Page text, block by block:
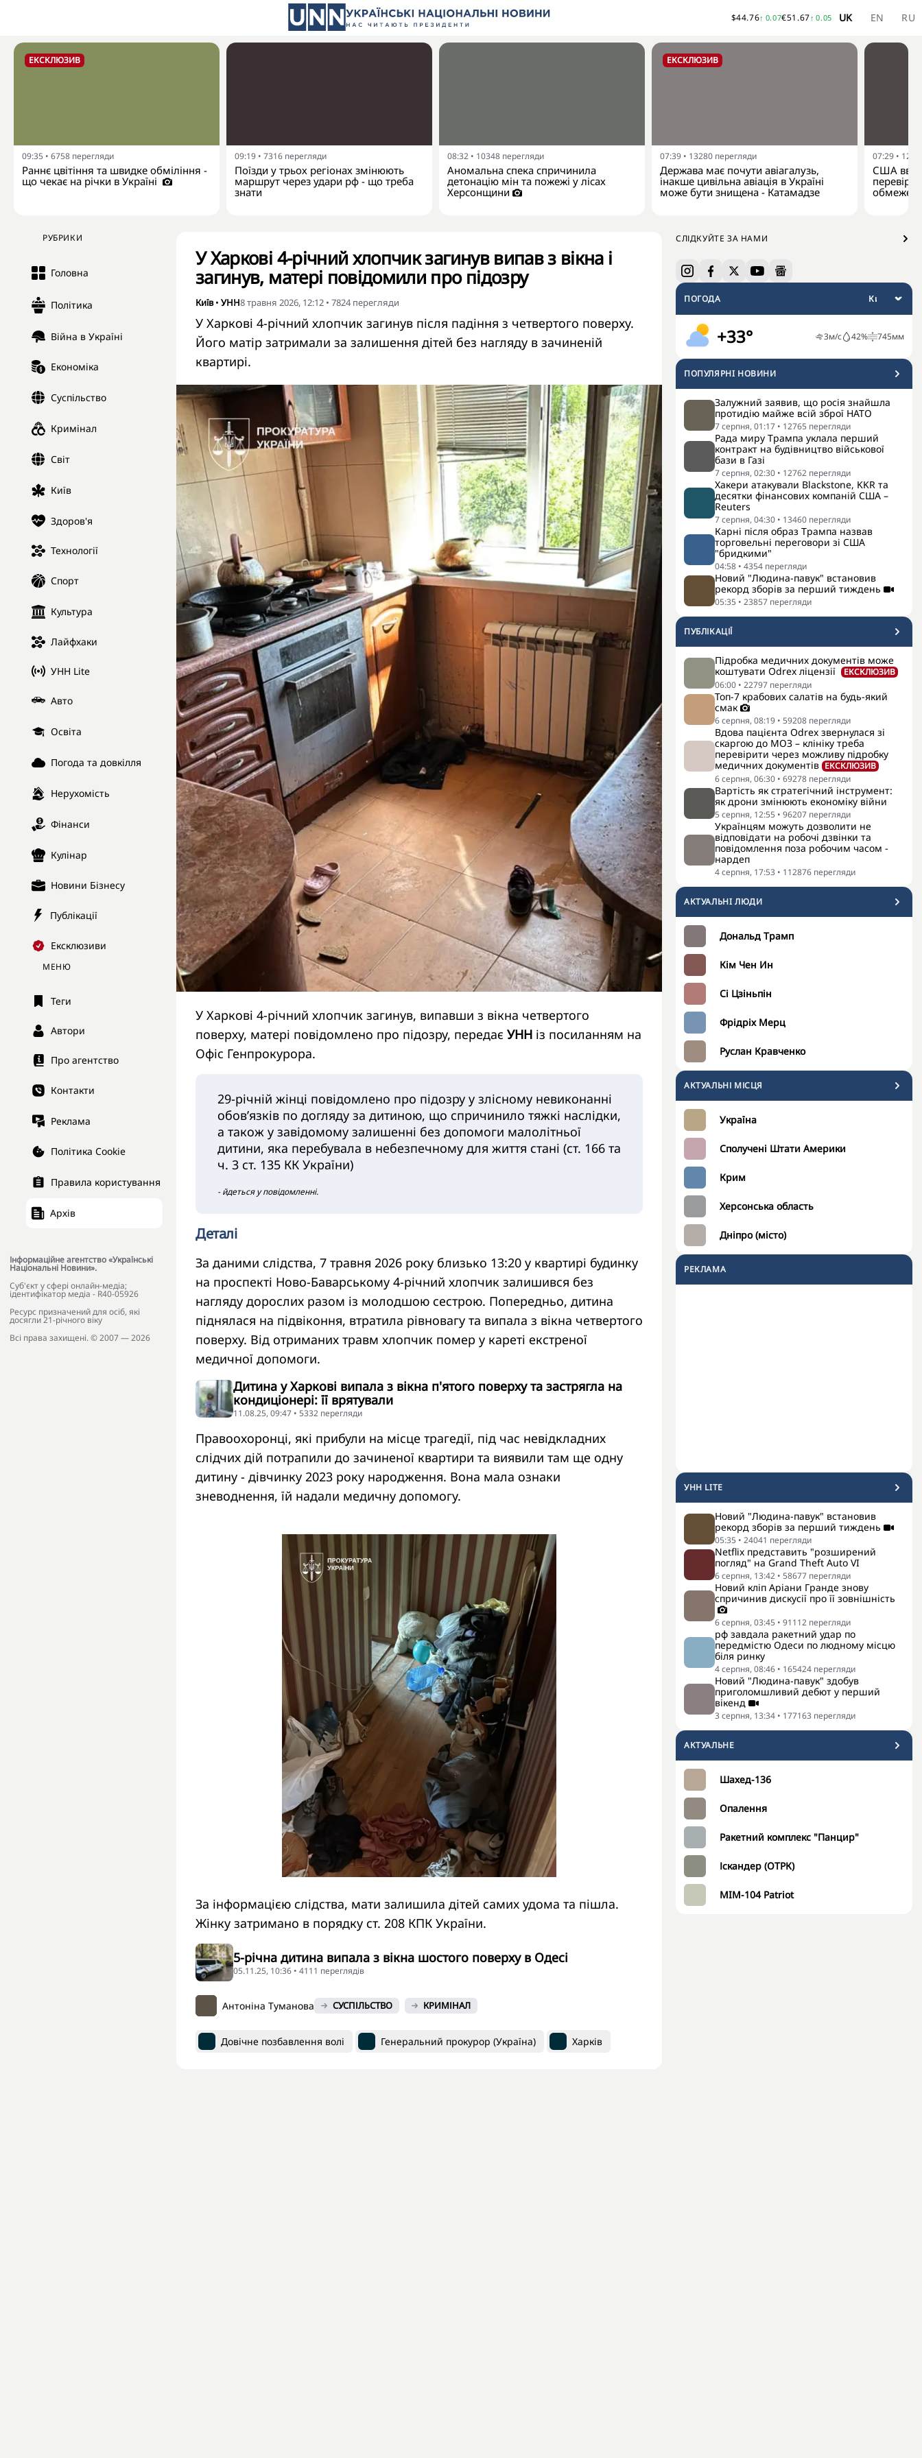
$44.76↑ 0.07€51.67↑ 0.05 UK EN RU
ЕКСКЛЮЗИВ
09:35 • 6758 перегляди
Раннє цвітіння та швидке обміління -
що чекає на річки в Україні
09:19 • 7316 перегляди
Поїзди у трьох регіонах змінюють
маршрут через удари рф - що треба
знати
08:32 • 10348 перегляди
Аномальна спека спричинила
детонацію мін та пожежі у лісах
Херсонщини
ЕКСКЛЮЗИВ
07:39 • 13280 перегляди
Держава має почути авіагалузь,
інакше цивільна авіація в Україні
може бути знищена - Катамадзе
07:29 •
США
РУБРИКИ
Головна
Політика
Війна в Україні
Економіка
Суспільство
Кримінал
Світ
Київ
Здоров'я
Технології
Спорт
Культура
Лайфхаки
УНН Lite
Авто
Освіта
Погода та довкілля
Нерухомість
Фінанси
Кулінар
Новини Бізнесу
Публікації
Ексклюзиви
МЕНЮ
Теги
Автори
Про агентство
Контакти
Реклама
Політика Cookie
Правила користування
Архів
Інформаційне агентство «Українські
Національні Новини».
Cуб'єкт у сфері онлайн-медіа;
ідентифікатор медіа - R40-05926
Ресурс призначений для осіб, які
досягли 21-річного віку
Всі права захищені. © 2007 — 2026
СЛІДКУЙТЕ ЗА НАМИ
ПОГОДА
+33° 3м/с 42% 745мм
ПОПУЛЯРНI НОВИНИ
Залужний заявив, що росія знайшла
протидію майже всій зброї НАТО
7 серпня, 01:17 • 12765 перегляди
Рада миру Трампа уклала перший
контракт на будівництво військової
бази в Газі
7 серпня, 02:30 • 12762 перегляди
Хакери атакували Blackstone, KKR та
десятки фінансових компаній США –
Reuters
7 серпня, 04:30 • 13460 перегляди
Карні після образ Трампа назвав
торговельні переговори зі США
"бридкими"
04:58 • 4354 перегляди
Новий "Людина-павук" встановив
рекорд зборів за перший тиждень
05:35 • 23857 перегляди
ПУБЛІКАЦІЇ
Підробка медичних документів може
коштувати Odrex ліцензії
ЕКСКЛЮЗИВ
06:00 • 22797 перегляди
Топ-7 крабових салатів на будь-який
смак
6 серпня, 08:19 • 59208 перегляди
Вдова пацієнта Odrex звернулася зі
скаргою до МОЗ – клініку треба
перевірити через можливу підробку
медичних документів ЕКСКЛЮЗИВ
6 серпня, 06:30 • 69278 перегляди
Вартість як стратегічний інструмент:
як дрони змінюють економіку війни
5 серпня, 12:55 • 96207 перегляди
Українцям можуть дозволити не
відповідати на робочі дзвінки та
повідомлення поза робочим часом -
нардеп
4 серпня, 17:53 • 112876 перегляди
АКТУАЛЬНI ЛЮДИ
Дональд Трамп
Кім Чен Ин
Сі Цзіньпін
Фрідріх Мерц
Руслан Кравченко
АКТУАЛЬНІ МІСЦЯ
Україна
Сполучені Штати Америки
Крим
Херсонська область
Дніпро (місто)
РЕКЛАМА
УНН LITE
Новий "Людина-павук" встановив
рекорд зборів за перший тиждень
05:35 • 24041 перегляди
Netflix представить "розширений
погляд" на Grand Theft Auto VI
6 серпня, 13:42 • 58677 перегляди
Новий кліп Аріани Гранде знову
спричинив дискусії про її зовнішність
6 серпня, 03:45 • 91112 перегляди
рф завдала ракетний удар по
передмістю Одеси по людному місцю
біля ринку
4 серпня, 08:46 • 165424 перегляди
Новий "Людина-павук" здобув
приголомшливий дебют у перший
вікенд
3 серпня, 13:34 • 177163 перегляди
АКТУАЛЬНЕ
Шахед-136
Опалення
Ракетний комплекс "Панцир"
Іскандер (ОТРК)
MIM-104 Patriot
У Харкові 4-річний хлопчик загинув випав з вікна і
загинув, матері повідомили про підозру
Київ• УНН8 травня 2026, 12:12 • 7824 перегляди
У Харкові 4-річний хлопчик загинув після падіння з четвертого поверху.
Його матір затримали за залишення дітей без нагляду в зачиненій
квартирі.
У Харкові 4-річний хлопчик загинув, випавши з вікна четвертого
поверху, матері повідомлено про підозру, передає УНН із посиланням на
Офіс Генпрокурора.
29-річній жінці повідомлено про підозру у злісному невиконанні
обов’язків по догляду за дитиною, що спричинило тяжкі наслідки,
а також у завідомому залишенні без допомоги малолітньої
дитини, яка перебувала в небезпечному для життя стані (ст. 166 та
ч. 3 ст. 135 КК України)
- йдеться у повідомленні.
Деталі
За даними слідства, 7 травня 2026 року близько 13:20 у квартирі будинку
на проспекті Ново-Баварському 4-річний хлопчик залишився без
нагляду дорослих разом із молодшою сестрою. Попередньо, дитина
піднялася на підвіконня, втратила рівновагу та випала з вікна четвертого
поверху. Від отриманих травм хлопчик помер у кареті екстреної
медичної допомоги.
Дитина у Харкові випала з вікна п'ятого поверху та застрягла на
кондиціонері: її врятували
11.08.25, 09:47 • 5332 перегляди
Правоохоронці, які прибули на місце трагедії, під час невідкладних
слідчих дій потрапили до зачиненої квартири та виявили там ще одну
дитину - дівчинку 2023 року народження. Вона мала ознаки
зневоднення, їй надали медичну допомогу.
За інформацією слідства, мати залишила дітей самих удома та пішла.
Жінку затримано в порядку ст. 208 КПК України.
5-річна дитина випала з вікна шостого поверху в Одесі
05.11.25, 10:36 • 4111 переглядiв
Антоніна Туманова СУСПІЛЬСТВО КРИМІНАЛ
Довічне позбавлення волі Генеральний прокурор (Україна) Харків